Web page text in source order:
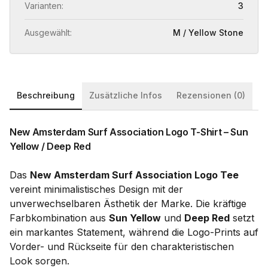
Varianten: 3
Ausgewählt: M / Yellow Stone
Beschreibung Zusätzliche Infos Rezensionen (0)
New Amsterdam Surf Association Logo T-Shirt – Sun
Yellow / Deep Red
Das New Amsterdam Surf Association Logo Tee
vereint minimalistisches Design mit der
unverwechselbaren Ästhetik der Marke. Die kräftige
Farbkombination aus Sun Yellow und Deep Red setzt
ein markantes Statement, während die Logo-Prints auf
Vorder- und Rückseite für den charakteristischen
Look sorgen.